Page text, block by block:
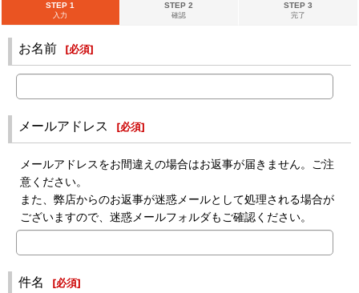
STEP 1
入力
STEP 2
確認
STEP 3
完了
お名前 [必須]
メールアドレス [必須]
メールアドレスをお間違えの場合はお返事が届きません。ご注
意ください。
また、弊店からのお返事が迷惑メールとして処理される場合が
ございますので、迷惑メールフォルダもご確認ください。
件名 [必須]